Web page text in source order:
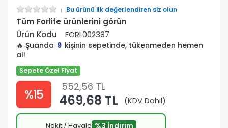
Bu ürünü ilk değerlendiren siz olun
Tüm Forlife ürünlerini görün
Ürün Kodu
FORL002387
🔥 Şuanda 9 kişinin sepetinde, tükenmeden hemen
al!
Sepete Özel Fiyat
%15 552,56 TL
469,68 TL (KDV Dahil)
Nakit / Havale %3 İndirim